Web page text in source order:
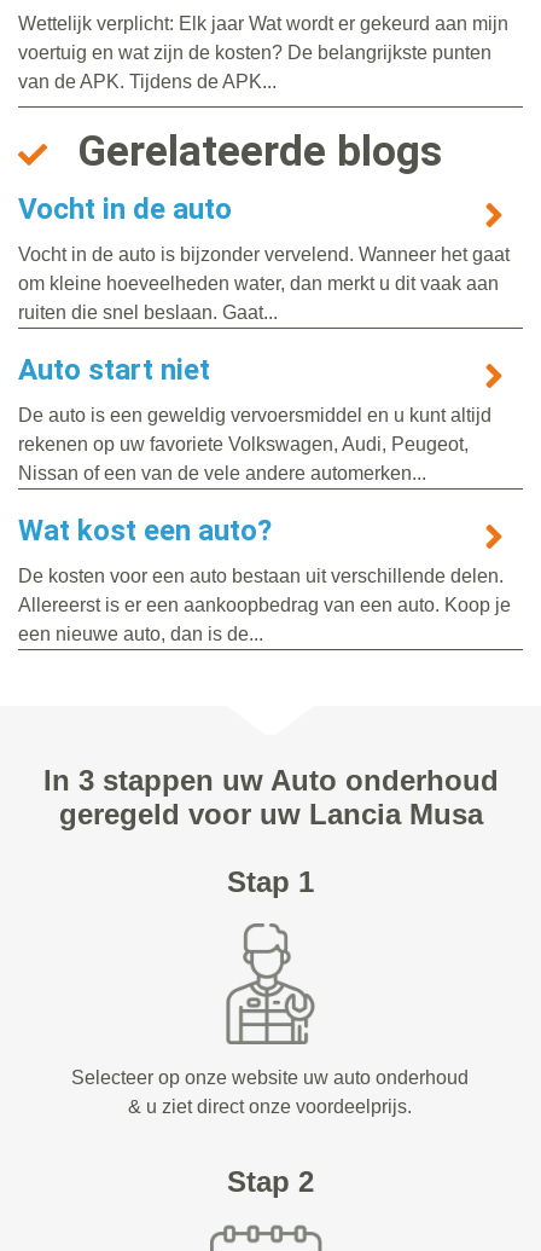
Wettelijk verplicht: Elk jaar Wat wordt er gekeurd aan mijn
voertuig en wat zijn de kosten? De belangrijkste punten
van de APK. Tijdens de APK...
Gerelateerde blogs
Vocht in de auto
Vocht in de auto is bijzonder vervelend. Wanneer het gaat
om kleine hoeveelheden water, dan merkt u dit vaak aan
ruiten die snel beslaan. Gaat...
Auto start niet
De auto is een geweldig vervoersmiddel en u kunt altijd
rekenen op uw favoriete Volkswagen, Audi, Peugeot,
Nissan of een van de vele andere automerken...
Wat kost een auto?
De kosten voor een auto bestaan uit verschillende delen.
Allereerst is er een aankoopbedrag van een auto. Koop je
een nieuwe auto, dan is de...
In 3 stappen uw Auto onderhoud
geregeld voor uw Lancia Musa
Stap 1
Selecteer op onze website uw auto onderhoud
& u ziet direct onze voordeelprijs.
Stap 2